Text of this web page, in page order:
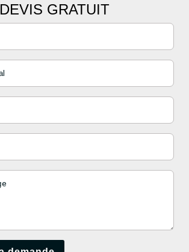
DEVIS GRATUIT